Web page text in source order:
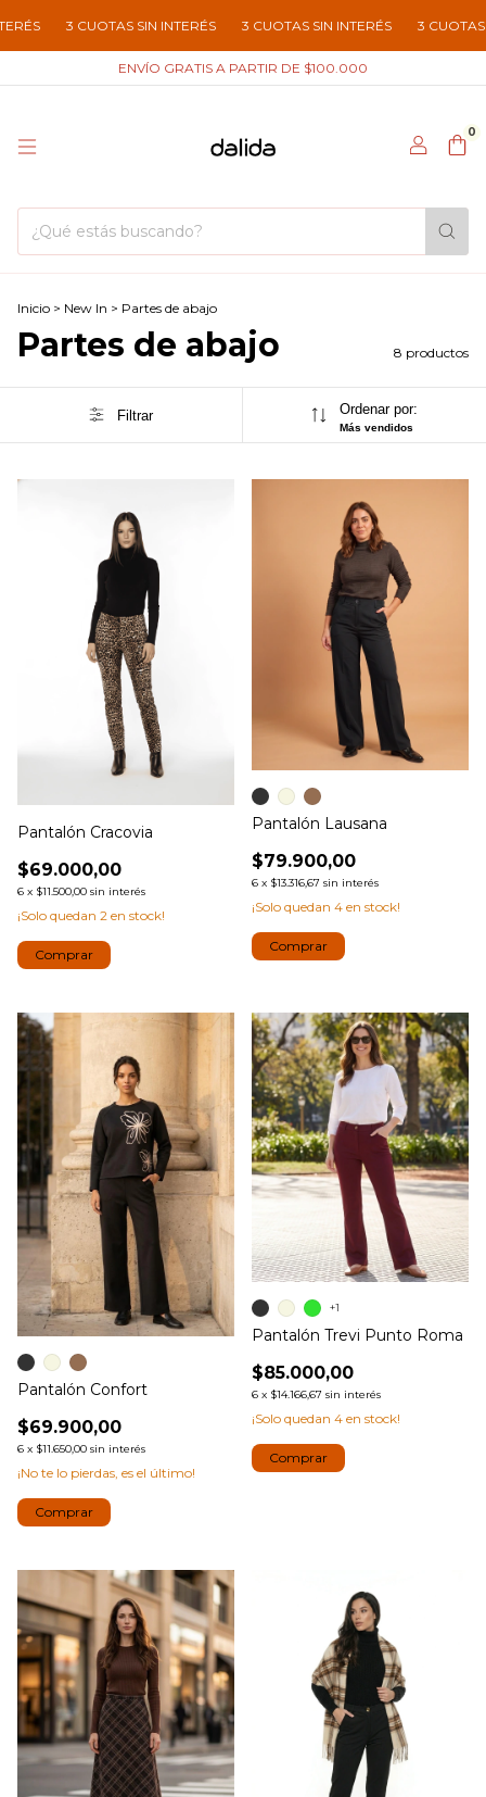
3 CUOTAS SIN INTERÉS 3 CUOTAS SIN INTERÉS 3 CUOTAS SIN
ENVÍO GRATIS A PARTIR DE $100.000
0
Inicio > New In > Partes de abajo
Partes de abajo 8 productos
Filtrar Ordenar por:
Más vendidos
Pantalón Cracovia
$69.000,00
6 x $11.500,00 sin interés
¡Solo quedan 2 en stock!
Comprar
Pantalón Lausana
$79.900,00
6 x $13.316,67 sin interés
¡Solo quedan 4 en stock!
Comprar
Pantalón Confort
$69.900,00
6 x $11.650,00 sin interés
¡No te lo pierdas, es el último!
Comprar
Pantalón Trevi Punto Roma
$85.000,00
6 x $14.166,67 sin interés
¡Solo quedan 4 en stock!
+1
Comprar